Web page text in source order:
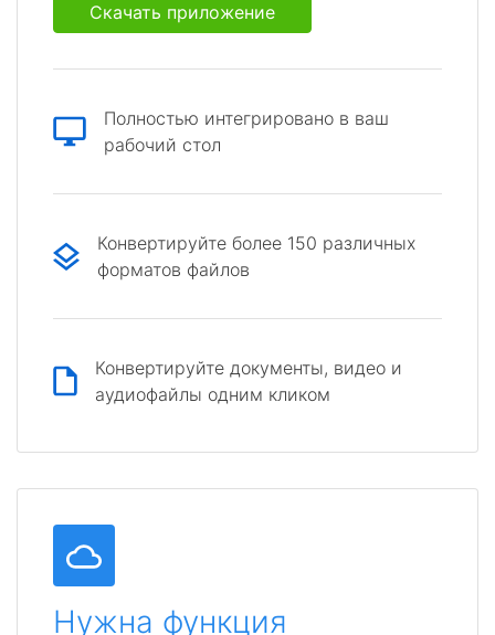
Скачать приложение
Полностью интегрировано в ваш
рабочий стол
Конвертируйте более 150 различных
форматов файлов
Конвертируйте документы, видео и
аудиофайлы одним кликом
Нужна функция